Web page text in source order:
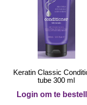
Keratin Classic
tube 300 ml
Login om te